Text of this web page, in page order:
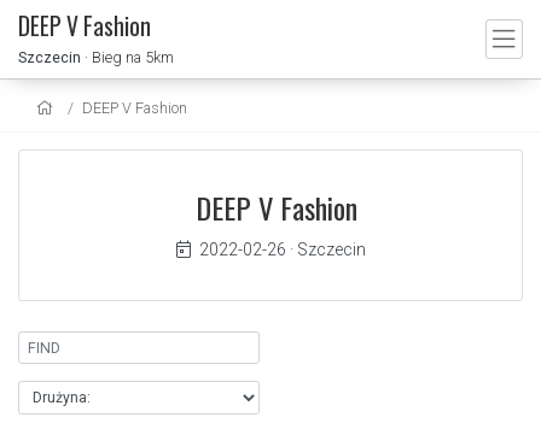
DEEP V Fashion
Szczecin · Bieg na 5km
DEEP V Fashion
DEEP V Fashion
2022-02-26 · Szczecin